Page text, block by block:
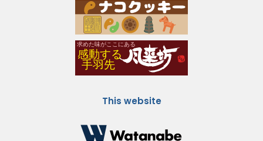
This website